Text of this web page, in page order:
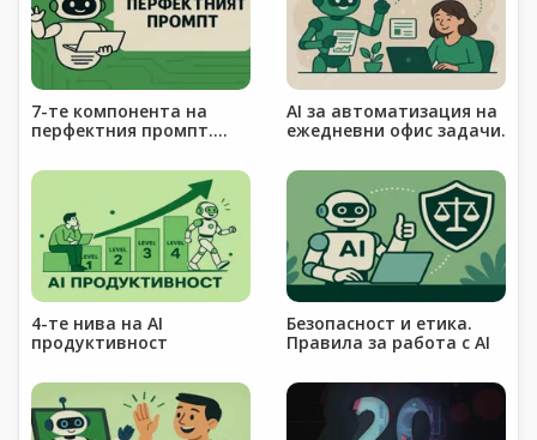
7-те компонента на
перфектния промпт.
AI за автоматизация на
ежедневни офис задачи.
4-те нива на AI
продуктивност
Безопасност и етика.
Правила за работа с AI